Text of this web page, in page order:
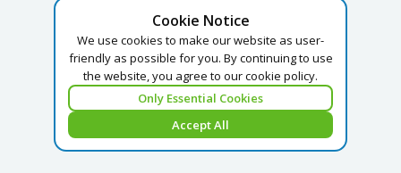
Cookie Notice
We use cookies to make our website as user-
friendly as possible for you. By continuing to use
the website, you agree to our cookie policy.
Only Essential Cookies
Accept All